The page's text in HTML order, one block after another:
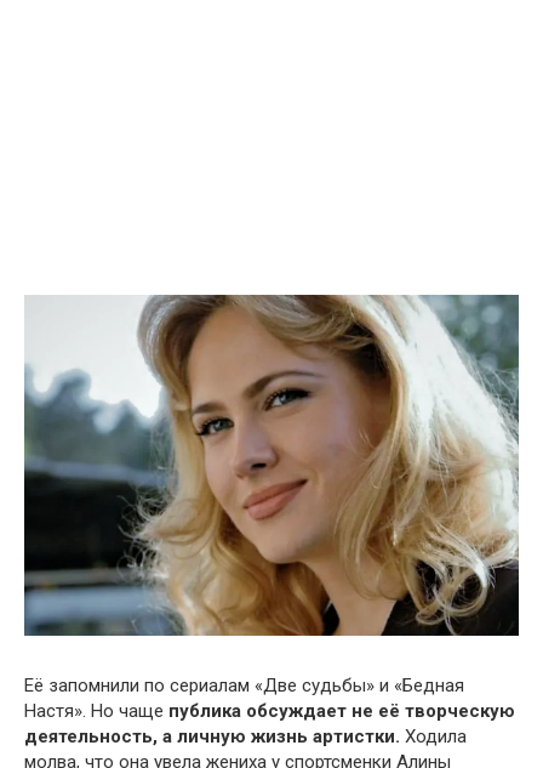
Её запомнили по сериалам «Две судьбы» и «Бедная
Настя». Но чаще публика обсуждает не её творческую
деятельность, а личную жизнь артистки. Ходила
молва, что она увела жениха у спортсменки Алины